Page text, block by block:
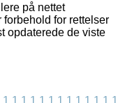
på nettet
for rettelser
opdaterede de viste
1 1 1 1 1 1 1 1 1 1 1 1 1